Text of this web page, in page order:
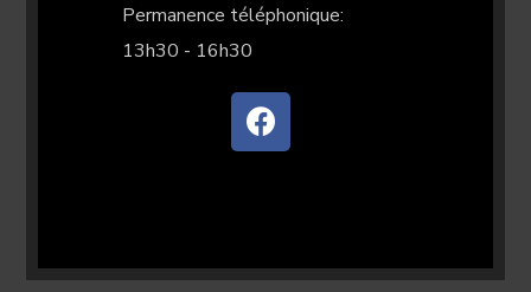
Permanence téléphonique:
13h30 - 16h30